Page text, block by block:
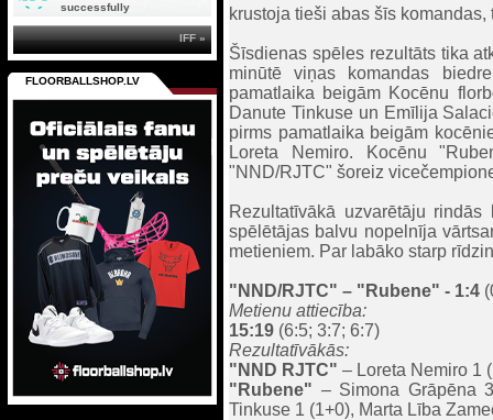
krustoja tieši abas šīs
Šīsdienas spēles rezultāts tika
minūtē viņas komandas
pamatlaika beigām Kocēnu
Danute Tinkuse un Emīlija
pirms pamatlaika beigām
Loreta Nemiro. Kocēnu
"NND/RJTC" šoreiz
Rezultatīvākā uzvarētāju
spēlētājas balvu nopelnīja
metieniem. Par labāko starp
"NND/RJTC" – "Rubene" - 1:4
Metienu attiecība:
15:19 (6:5; 3:7; 6:7)
Rezultatīvākās:
"NND RJTC" – Loreta Nemiro 1
"Rubene" – Simona Grāpēna
Tinkuse 1 (1+0), Marta Lība
successfully
IFF »
FLOORBALLSHOP.LV